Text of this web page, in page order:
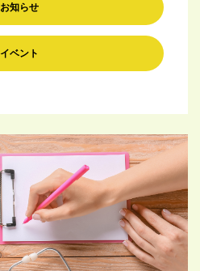
お知らせ
イベント